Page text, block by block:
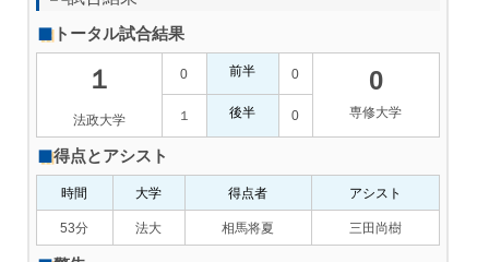
トータル試合結果
１
法政大学
0 前半 0 0
専修大学
１ 後半 0
得点とアシスト
時間 大学 得点者 アシスト
53分 法大 相馬将夏 三田尚樹